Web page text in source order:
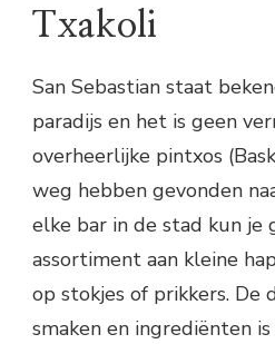
Txakoli
San Sebastian staat
paradijs en het is geen
overheerlijke pintxos
weg hebben gevonden
elke bar in de stad kun je
assortiment aan kleine
op stokjes of prikkers. De
smaken en ingrediënten